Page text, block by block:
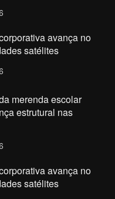
avança no
satélites
merenda escolar
estrutural nas
avança no
satélites